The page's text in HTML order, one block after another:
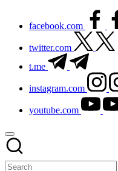
facebook.com
twitter.com
t.me
instagram.com
youtube.com